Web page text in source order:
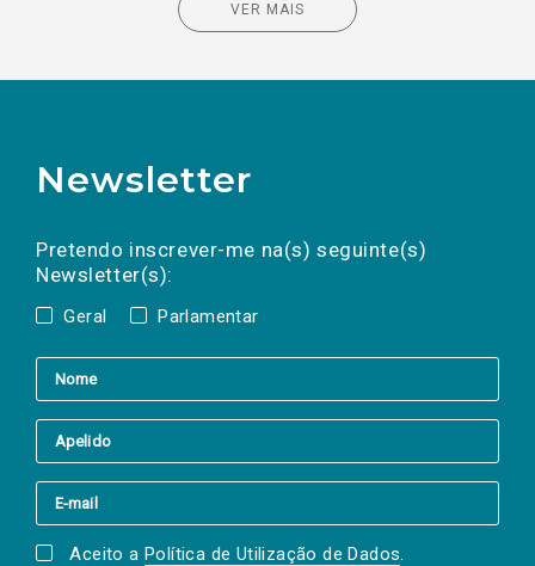
VER MAIS
Newsletter
Pretendo inscrever-me na(s) seguinte(s)
Newsletter(s):
Geral Parlamentar
a(s) newsletter(s).
mail
Aceito a Política de Utilização de Dados.